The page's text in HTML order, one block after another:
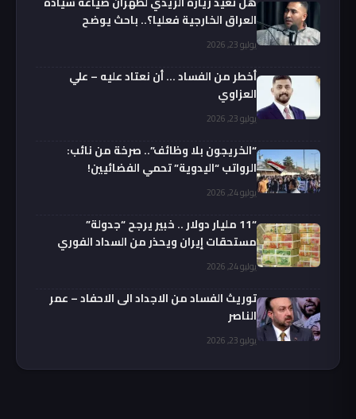
العراق الخارجية فعليا؟.. باحث يوضح
يوليو 23, 2026
أخطر من الفساد … أن نعتاد عليه – علي
العزاوي
يوليو 23, 2026
“الخريجون بلا وظائف”.. صرخة من نائب:
الرواتب “اليدوية” تحمي الفضائيين!
يوليو 24, 2026
“11 مليار دولار .. خبير يرجح “جدولة”
مستحقات إيران ويحذر من السداد الفوري
يوليو 24, 2026
توريث الفساد من الاجداد الى الاحفاد – عمر
الناصر
يوليو 23, 2026